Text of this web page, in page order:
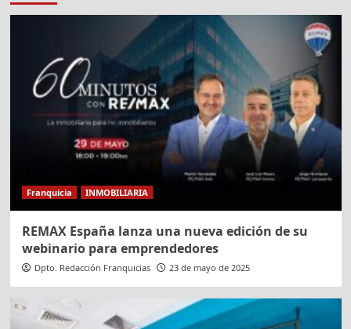
Franquicia INMOBILIARIA
REMAX España lanza una nueva edición de su
webinario para emprendedores
Dpto. Redacción Franquicias 23 de mayo de 2025